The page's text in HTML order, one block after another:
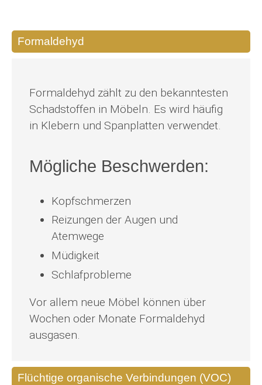
Formaldehyd
Formaldehyd zählt zu den bekanntesten
Schadstoffen in Möbeln. Es wird häufig
in Klebern und Spanplatten verwendet.
Mögliche Beschwerden:
Kopfschmerzen
Reizungen der Augen und
Atemwege
Müdigkeit
Schlafprobleme
Vor allem neue Möbel können über
Wochen oder Monate Formaldehyd
ausgasen.
Flüchtige organische Verbindungen (VOC)